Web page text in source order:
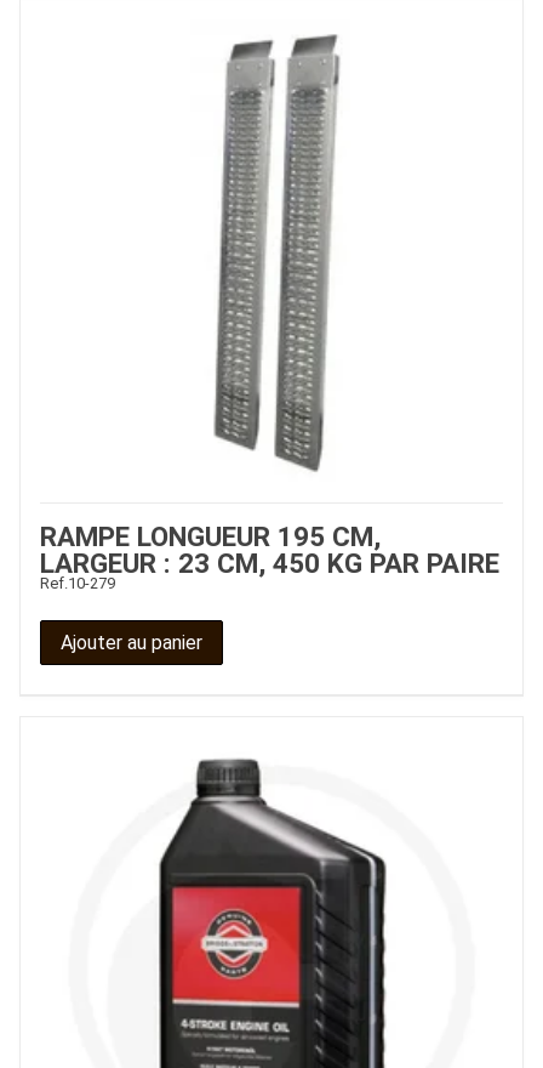
RAMPE LONGUEUR 195 CM,
LARGEUR : 23 CM, 450 KG PAR PAIRE
Ref. 10-279
Ajouter au panier